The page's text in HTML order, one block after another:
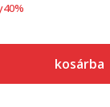
40%
kosárba